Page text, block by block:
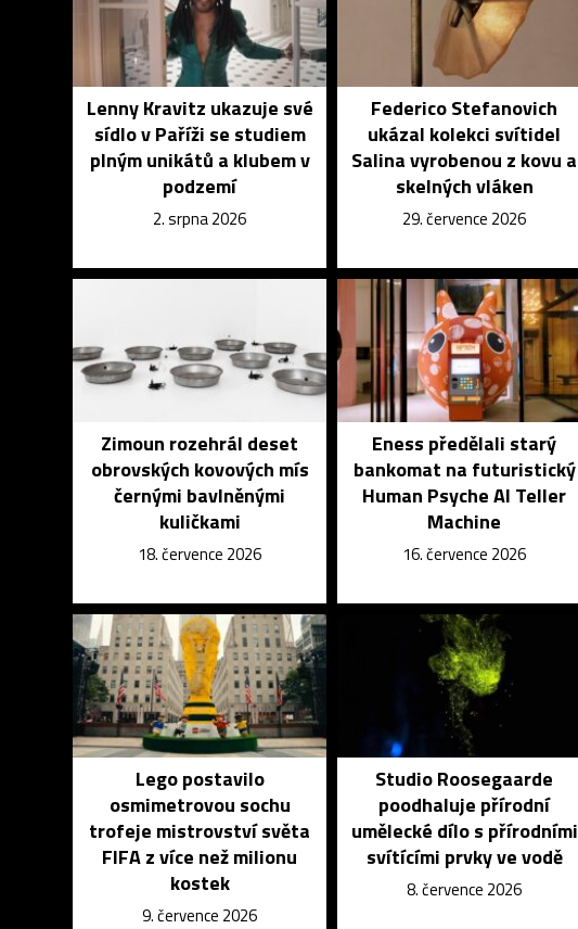
Lenny Kravitz ukazuje své
sídlo v Paříži se studiem
plným unikátů a klubem v
podzemí
2. srpna 2026
Federico Stefanovich
ukázal kolekci svítidel
Salina vyrobenou z kovu a
skelných vláken
29. července 2026
Zimoun rozehrál deset
obrovských kovových mís
černými bavlněnými
kuličkami
18. července 2026
Eness předělali starý
bankomat na futuristický
Human Psyche AI Teller
Machine
16. července 2026
Lego postavilo
osmimetrovou sochu
trofeje mistrovství světa
FIFA z více než milionu
kostek
9. července 2026
Studio Roosegaarde
poodhaluje přírodní
umělecké dílo s přírodními
svítícími prvky ve vodě
8. července 2026